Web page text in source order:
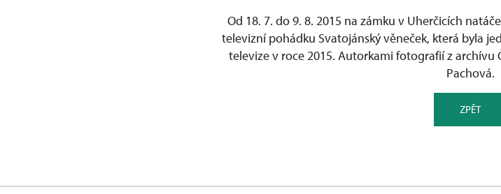
Od 18. 7. do 9. 8. 2015 na zámku v Uherčicích
televizní pohádku Svatojánský věneček, která byla
televize v roce 2015. Autorkami fotografií z archívu
Pachová.
ZPĚT